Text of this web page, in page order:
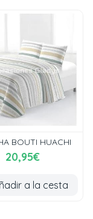
BOUTI HUACHI
20,95€
a la cesta